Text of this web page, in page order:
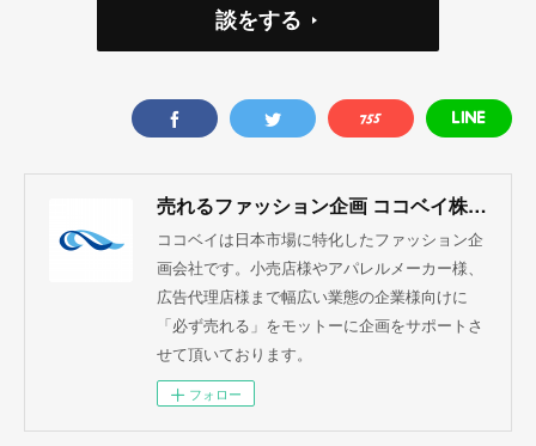
談をする
売れるファッション企画 ココベイ株式会社
ココベイは日本市場に特化したファッション企
画会社です。小売店様やアパレルメーカー様、
広告代理店様まで幅広い業態の企業様向けに
「必ず売れる」をモットーに企画をサポートさ
せて頂いております。
フォロー